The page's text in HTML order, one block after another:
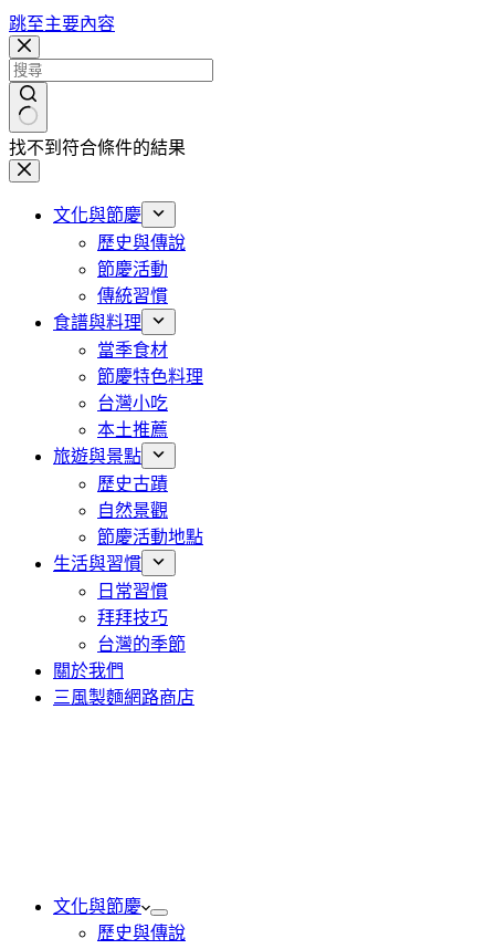
跳至主要內容
找不到符合條件的結果
文化與節慶
歷史與傳說
節慶活動
傳統習慣
食譜與料理
當季食材
節慶特色料理
台灣小吃
本土推薦
旅遊與景點
歷史古蹟
自然景觀
節慶活動地點
生活與習慣
日常習慣
拜拜技巧
台灣的季節
關於我們
三風製麵網路商店
文化與節慶
歷史與傳說